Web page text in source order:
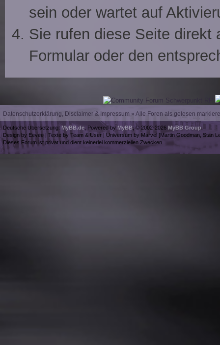
sein oder wartet auf
Sie rufen diese Seite direkt
Formular oder den
Datenschutzerklärung, Disclaimer & Impressum » Alle Foren als gelesen
Deutsche Übersetzung: MyBB.de , Powered by MyBB, © 2002-2026 MyBB Group.
Design by Eevee | Texte by Team & User | Universum by Marvel [Martin Goodman, Stan
Dieses Forum ist privat und dient keinerlei kommerziellen Zwecken.